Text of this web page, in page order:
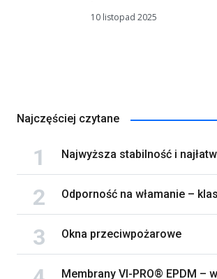
10 listopad 2025
Najczęściej czytane
Najwyższa stabilność i
Odporność na włamanie –
Okna przeciwpożarowe
Membrany VI-PRO® EPDM –